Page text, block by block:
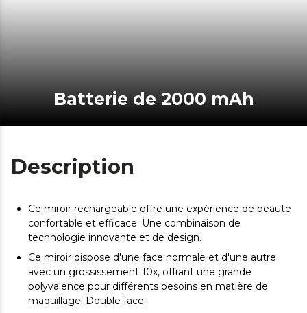
Batterie de 2000 mAh
Description
Ce miroir rechargeable offre une expérience de beauté
confortable et efficace. Une combinaison de
technologie innovante et de design.
Ce miroir dispose d'une face normale et d'une autre
avec un grossissement 10x, offrant une grande
polyvalence pour différents besoins en matière de
maquillage. Double face.